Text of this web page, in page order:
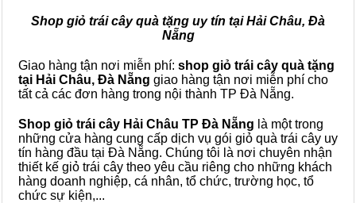
Shop giỏ trái cây quà tặng uy tín tại Hải Châu, Đà
Nẵng
Giao hàng tận nơi miễn phí: shop giỏ trái cây quà tặng
tại Hải Châu, Đà Nẵng giao hàng tận nơi miễn phí cho
tất cả các đơn hàng trong nội thành TP Đà Nẵng.
Shop giỏ trái cây Hải Châu TP Đà Nẵng là một trong
những cửa hàng cung cấp dịch vụ gói giỏ quà trái cây uy
tín hàng đầu tại Đà Nẵng. Chúng tôi là nơi chuyên nhận
thiết kế giỏ trái cây theo yêu cầu riêng cho những khách
hàng doanh nghiệp, cá nhân, tổ chức, trường học, tổ
chức sự kiện,...